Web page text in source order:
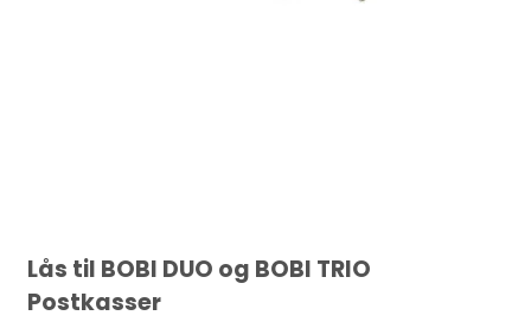
Lås til BOBI DUO og BOBI TRIO
Postkasser